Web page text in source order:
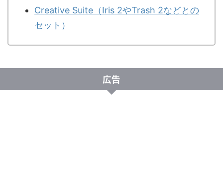
Creative Suite（Iris 2やTrash 2などとの
セット）
広告